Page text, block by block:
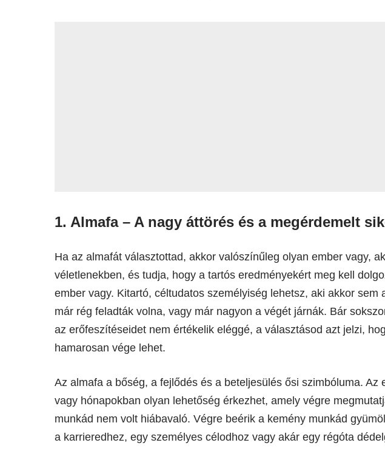
1. Almafa – A nagy áttörés és a megérdemelt
Ha az almafát választottad, akkor valószínűleg olyan ember vagy,
véletlenekben, és tudja, hogy a tartós eredményekért meg kell
ember vagy. Kitartó, céltudatos személyiség lehetsz, aki akkor sem
már rég feladták volna, vagy már nagyon a végét járnák. Bár
az erőfeszítéseidet nem értékelik eléggé, a választásod azt jelzi,
hamarosan vége lehet.
Az almafa a bőség, a fejlődés és a beteljesülés ősi szimbóluma. Az
vagy hónapokban olyan lehetőség érkezhet, amely végre
munkád nem volt hiábavaló. Végre beérik a kemény munkád
a karrieredhez, egy személyes célodhoz vagy akár egy régóta